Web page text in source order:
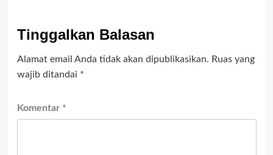
Tinggalkan Balasan
Alamat email Anda tidak akan dipublikasikan. Ruas yang
wajib ditandai *
Komentar *